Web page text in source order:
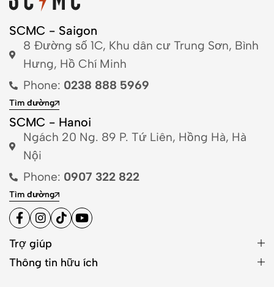
SCMC - Saigon
8 Đường số 1C, Khu dân cư Trung Sơn, Bình
Hưng, Hồ Chí Minh
Phone: 0238 888 5969
Tìm đường
SCMC - Hanoi
Ngách 20 Ng. 89 P. Tứ Liên, Hồng Hà, Hà
Nội
Phone: 0907 322 822
Tìm đường
Trợ giúp
Thông tin hữu ích